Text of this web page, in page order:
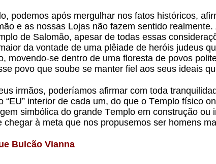
podemos após mergulhar nos fatos históricos,
e as nossas Lojas não fazem sentido
de Salomão, apesar de todas essas
da vontade de uma plêiade de heróis judeus
movendo-se dentro de uma floresta de povos
povo que soube se manter fiel aos seus ideais
irmãos, poderíamos afirmar com toda
“EU” interior de cada um, do que o Templo físico
simbólica do grande Templo em construção ou
chegar à meta que nos propusemos ser homens
Bulcão Vianna